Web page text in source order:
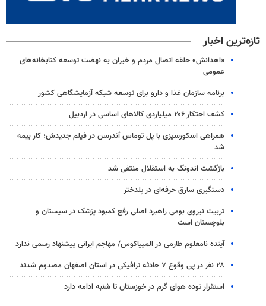
تازه‌ترین اخبار
«اهدانش» حلقه اتصال مردم و خیران به نهضت توسعه کتابخانه‌های
عمومی
برنامه سازمان غذا و دارو برای توسعه شبکه آزمایشگاهی کشور
کشف احتکار ۲۰۶ میلیاردی کالاهای اساسی در اردبیل
همراهی اسکورسیزی با پل توماس ٱندرسن در فیلم جدیدش؛ کار بیمه
شد
بازگشت اندونگ به استقلال منتفی شد
دستگیری سارق حرفه‌ای در پلدختر
تربیت نیروی بومی راهبرد اصلی رفع کمبود پزشک در سیستان و
بلوچستان است
آینده نامعلوم طارمی در المپیاکوس/ مهاجم ایرانی پیشنهاد رسمی ندارد
۲۸ نفر در پی وقوع ۷ حادثه ترافیکی در استان اصفهان مصدوم شدند
استقرار توده هوای گرم در خوزستان تا شنبه ادامه دارد